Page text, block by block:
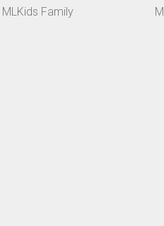
MLKids Family